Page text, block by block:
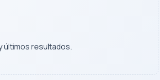
últimos resultados.